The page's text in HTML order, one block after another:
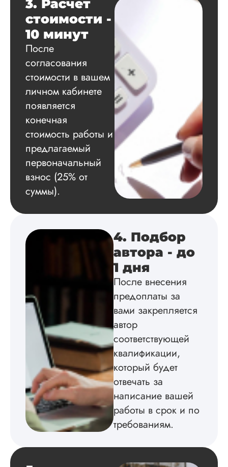
расчеты и подвел
Вид работы:
Диссертация
Дата:2024-11-20
Удобная форма
оплаты, есть
официальный
работу выполнили
оговоренные
сдачи,
соответствии с
Взаимодействие с
клиентами
по всем вопросам.
Благодарен.
Инна
Диссертация
Магистерскую
Грамотно
3. Расчет
стоимости -
10 минут
После
согласования
стоимости в вашем
личном кабинете
появляется
конечная
стоимость работы и
предлагаемый
первоначальный
взнос (25% от
суммы).
4. Подбор
автора - до
1 дня
После внесения
предоплаты за
вами закрепляется
автор
соответствующей
квалификации,
который будет
отвечать за
написание вашей
работы в срок и по
требованиям.